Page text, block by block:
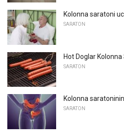
Kolonna saratoni
SARATON
Hot Doglar
SARATON
Kolonna
SARATON